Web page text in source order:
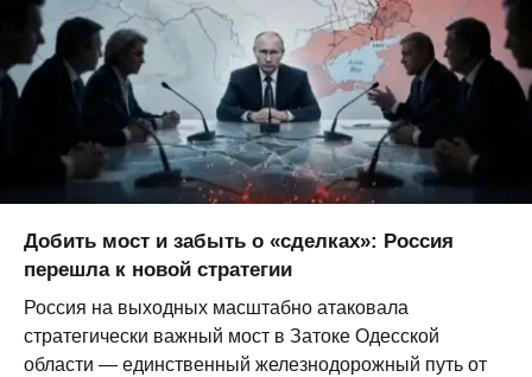
Добить мост и забыть о «сделках»: Россия
перешла к новой стратегии
Россия на выходных масштабно атаковала
стратегически важный мост в Затоке Одесской
области — единственный железнодорожный путь от